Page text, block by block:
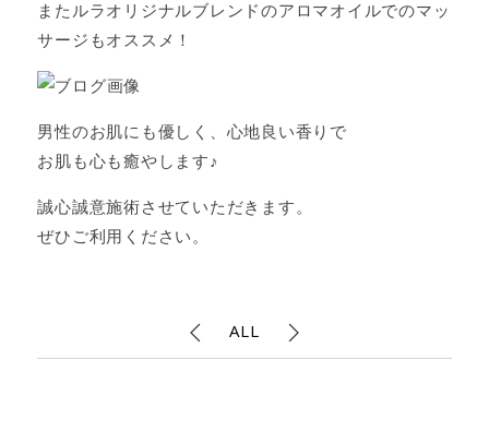
またルラオリジナルブレンドのアロマオイルでのマッ
サージもオススメ！
男性のお肌にも優しく、心地良い香りで
お肌も心も癒やします♪
誠心誠意施術させていただきます。
ぜひご利用ください。
ALL